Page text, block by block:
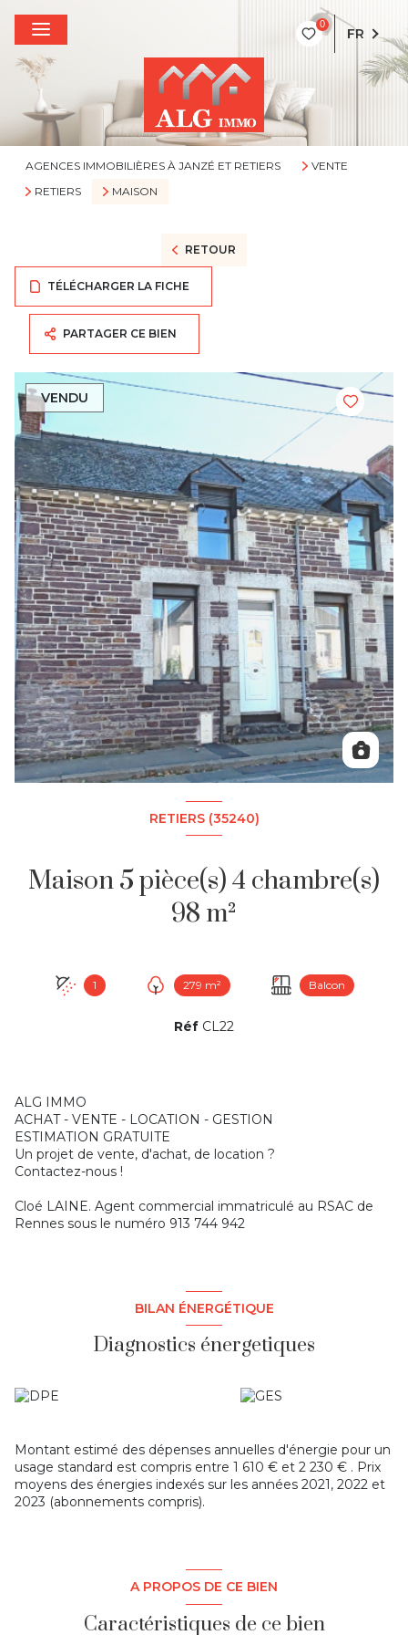
0
FR
AGENCES IMMOBILIÈRES À JANZÉ ET RETIERS
VENTE
RETIERS
MAISON
RETOUR
TÉLÉCHARGER LA FICHE
PARTAGER CE BIEN
VENDU
RETIERS (35240)
Maison 5 pièce(s) 4 chambre(s)
98 m²
1 279 m² Balcon
Réf CL22
ALG IMMO
ACHAT - VENTE - LOCATION - GESTION
ESTIMATION GRATUITE
Un projet de vente, d'achat, de location ?
Contactez-nous !
Cloé LAINE. Agent commercial immatriculé au RSAC de
Rennes sous le numéro 913 744 942
BILAN ÉNERGÉTIQUE
Diagnostics énergetiques
Montant estimé des dépenses annuelles d'énergie pour un
usage standard est compris entre 1 610 € et 2 230 € . Prix
moyens des énergies indexés sur les années 2021, 2022 et
2023 (abonnements compris).
A PROPOS DE CE BIEN
Caractéristiques de ce bien